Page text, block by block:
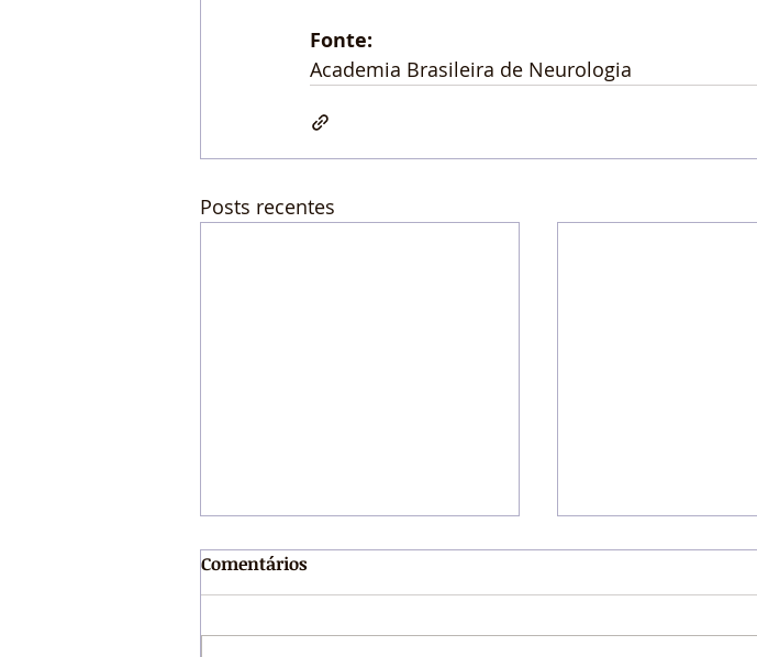
Fonte:
Academia Brasileira de Neurologia
Posts recentes
Comentários